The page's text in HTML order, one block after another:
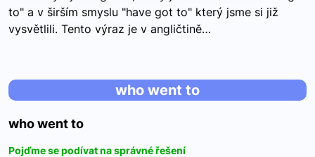
to" a v širším smyslu "have got to" který jsme si již
vysvětlili. Tento výraz je v angličtině…
who went to
who went to
Pojďme se podívat na správné řešení